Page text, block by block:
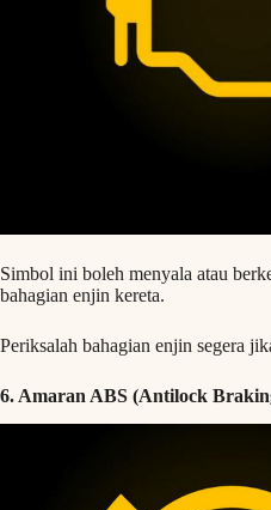
Simbol ini boleh menyala atau
bahagian enjin kereta.
Periksalah bahagian enjin segera
6. Amaran ABS (Antilock